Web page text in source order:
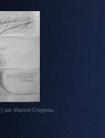
par Manuel Creignou